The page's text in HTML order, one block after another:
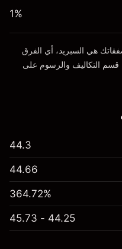
1%
هي السبريد، أي الفرق
قسم التكاليف والرسوم على
44.3
44.66
364.72%
44.25 - 45.73